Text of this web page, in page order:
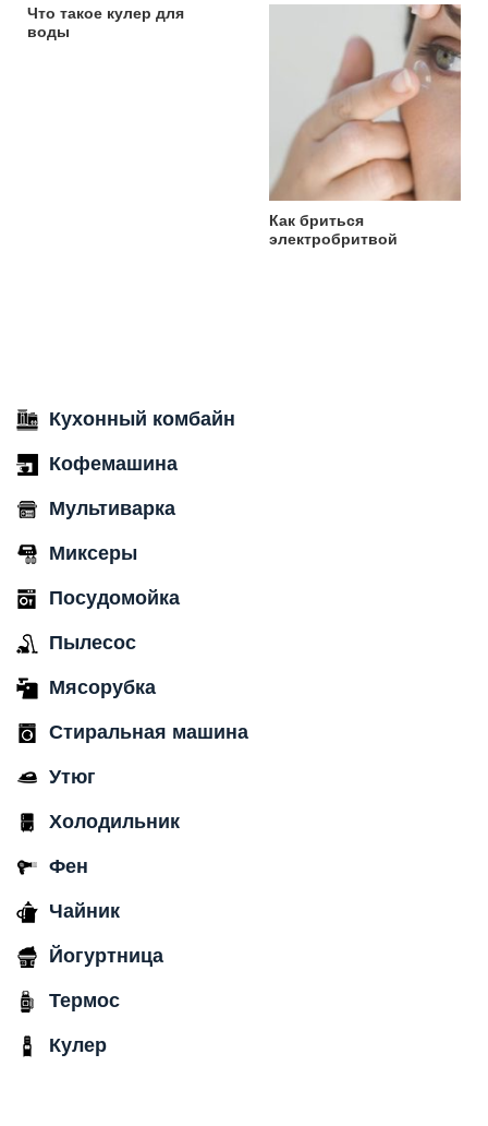
Что такое кулер для
воды
Как бриться
электробритвой
Кухонный комбайн
Кофемашина
Мультиварка
Миксеры
Посудомойка
Пылесос
Мясорубка
Стиральная машина
Утюг
Холодильник
Фен
Чайник
Йогуртница
Термос
Кулер